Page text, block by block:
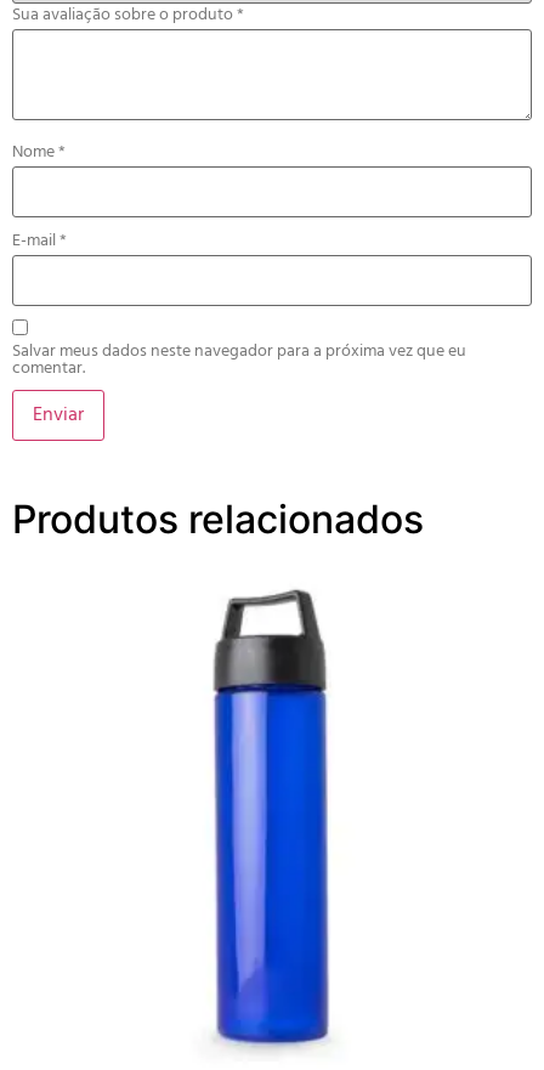
Sua avaliação sobre o produto*
Nome*
E-mail*
Salvar meus dados neste navegador para a próxima vez que eu
comentar.
Produtos relacionados